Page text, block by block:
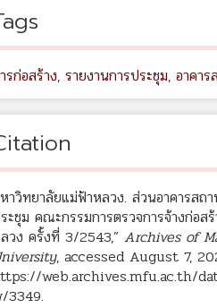
รก่อสร้าง, รายงานการประชุม, อาคา
าวิทยาลัยแม่ฟ้าหลวง. ส่วนอาคารสถา
ะชุม คณะกรรมการตรวจการจ้างก่อส
วง ครั้งที่ 3/2543,” Archives of
, accessed August 7,
web.archives.mfu.ac.th/
3349.